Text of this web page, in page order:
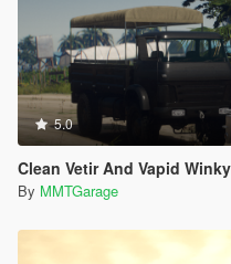
5.0
Clean Vetir And Vapid
By MMTGarage